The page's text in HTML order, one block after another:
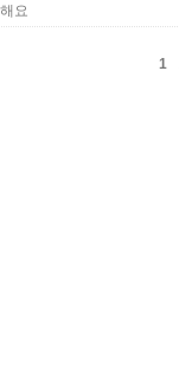
요
1